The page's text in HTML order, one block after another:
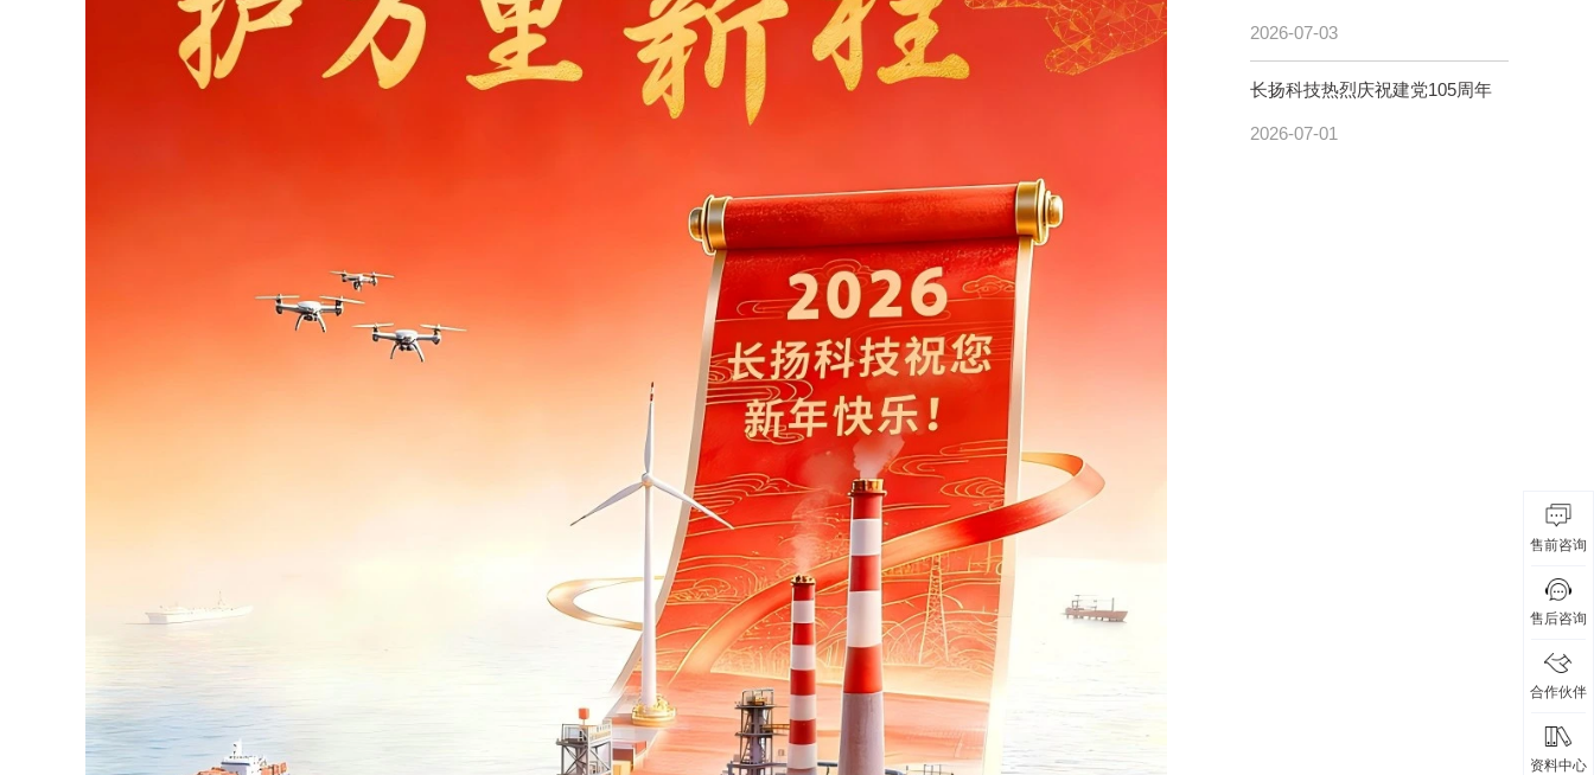
2026-07-03
长扬科技热烈庆祝建党105周年
2026-07-01
售前咨询
售后咨询
合作伙伴
资料中心